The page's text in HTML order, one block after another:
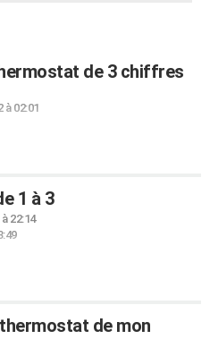
de 3 chiffres
à 02:01
1 à 3
22:14
de mon